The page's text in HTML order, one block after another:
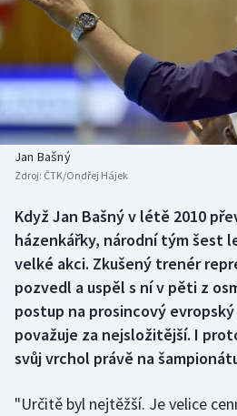
Baseball a softbal
Basketbal
Biatlon
Boby a skeleton
Box
Curling
Florbal
Soutěže
Historické návraty
Aplikace ČT sport
AZ kvíz
Jan Bašný
Zdroj: ČTK/Ondřej Hájek
Když Jan Bašný v létě 2010
házenkářky, národní tým šest
velké akci. Zkušený trenér
pozvedl a uspěl s ní v pěti z
postup na prosincový
považuje za nejsložitější. I
svůj vrchol právě na
"Určitě byl nejtěžší. Je velice